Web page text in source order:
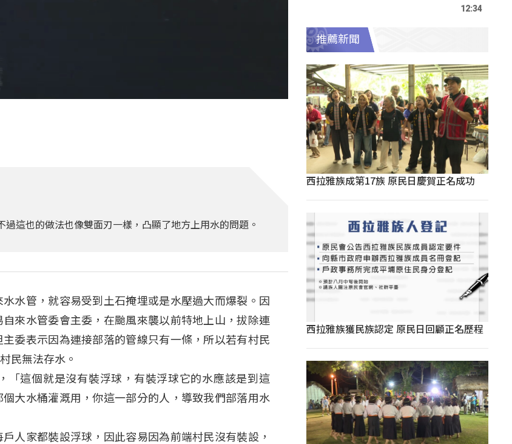
這也的做法也像雙面刃一樣，凸顯了地方上用水的問題。
水管，就容易受到土石掩埋或是水壓過大而爆裂。因
來水管委會主委，在颱風來襲以前特地上山，拔除連
委表示因為連接部落的管線只有一條，所以若有村民
民無法存水。
「這個就是沒有裝浮球，有裝浮球它的水應該是到這
大水桶灌溉用，你這一部分的人，導致我們部落用水
人家都裝設浮球，因此容易因為前端村民沒有裝設，
12:34
推薦新聞
西拉雅族成第17族 原民日慶賀正名成功
西拉雅族獲民族認定 原民日回顧正名歷程